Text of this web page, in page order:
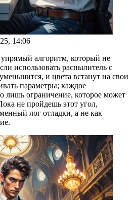
14:06
алгоритм, который не
использовать распылитель с
и цвета встанут на свои
параметры; каждое
лишь ограничение, которое может
не пройдешь этот угол,
лог отладки, а не как